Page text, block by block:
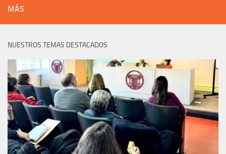
MÁS
NUESTROS TEMAS DESTACADOS